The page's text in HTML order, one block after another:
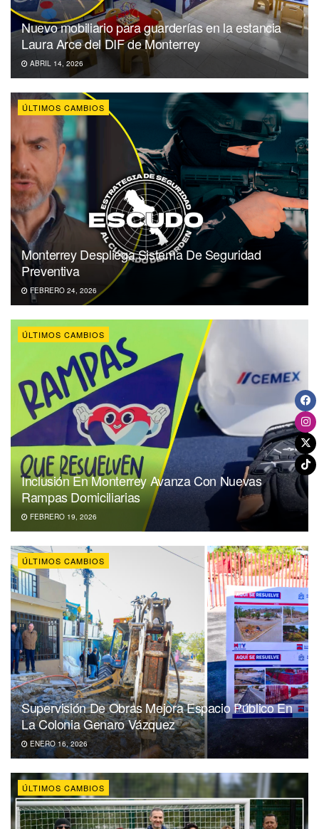
Nuevo mobiliario para guarderías en la estancia
Laura Arce del DIF de Monterrey
ABRIL 14, 2026
ÚLTIMOS CAMBIOS
Monterrey Despliega Sistema De Seguridad
Preventiva
FEBRERO 24, 2026
ÚLTIMOS CAMBIOS
Inclusión En Monterrey Avanza Con Nuevas
Rampas Domiciliarias
FEBRERO 19, 2026
ÚLTIMOS CAMBIOS
Supervisión De Obras Mejora Espacio Público En
La Colonia Genaro Vázquez
ENERO 16, 2026
ÚLTIMOS CAMBIOS